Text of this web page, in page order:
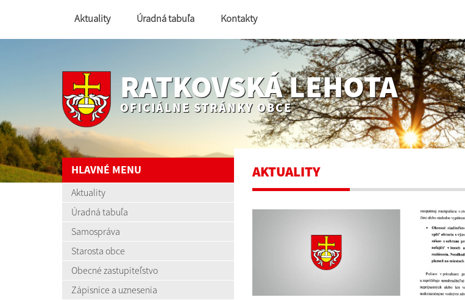
Aktuality Úradná tabuľa Kontakty
RATKOVSKÁ LEHOTA
OFICIÁLNE STRÁNKY OBCE
HLAVNÉ MENU
Aktuality
Úradná tabuľa
Samospráva
Starosta obce
Obecné zastupiteľstvo
Zápisnice a uznesenia
AKTUALITY